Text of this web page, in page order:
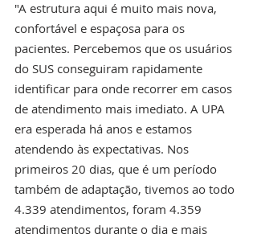
"A estrutura aqui é muito mais nova,
confortável e espaçosa para os
pacientes. Percebemos que os usuários
do SUS conseguiram rapidamente
identificar para onde recorrer em casos
de atendimento mais imediato. A UPA
era esperada há anos e estamos
atendendo às expectativas. Nos
primeiros 20 dias, que é um período
também de adaptação, tivemos ao todo
4.339 atendimentos, foram 4.359
atendimentos durante o dia e mais